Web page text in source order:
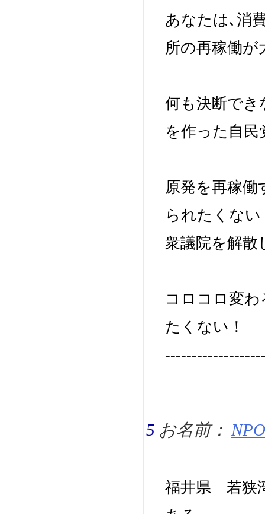
あなたは､消
所の再稼働が
何も決断でき
を作った自
原発を再稼
られたくない
衆議院を解散
コロコロ変
たくない！
5 お名前：
福井県 若狭